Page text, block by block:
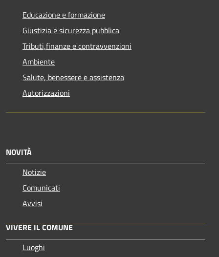
Educazione e formazione
Giustizia e sicurezza pubblica
Tributi,finanze e contravvenzioni
Ambiente
Salute, benessere e assistenza
Autorizzazioni
NOVITÀ
Notizie
Comunicati
Avvisi
VIVERE IL COMUNE
Luoghi